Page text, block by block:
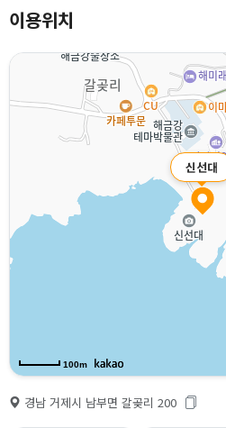
이용위치
신선대
100m
경남 거제시 남부면 갈곶리 200